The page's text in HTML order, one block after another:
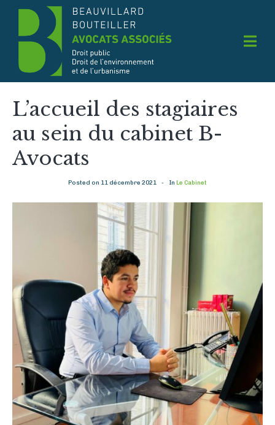
L’accueil des stagiaires
au sein du cabinet B-
Avocats
Posted on 11 décembre 2021 In Le Cabinet